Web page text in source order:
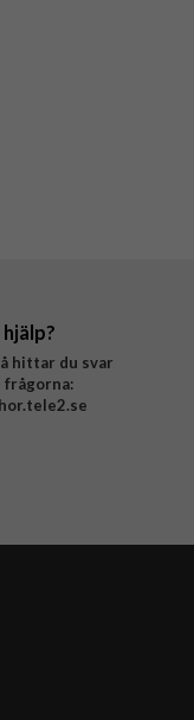
hittar du svar
frågorna: